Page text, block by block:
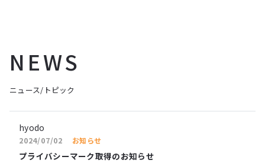
NEWS
ニュース/トピック
hyodo
2024/07/02 お知らせ
プライバシーマーク取得のお知らせ